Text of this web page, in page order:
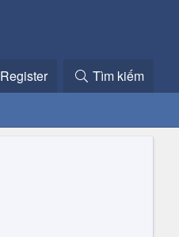
Register Tìm kiếm